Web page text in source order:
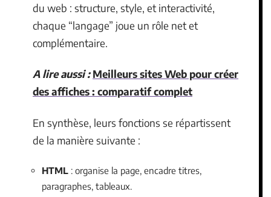
du web : structure, style, et interactivité,
chaque “langage” joue un rôle net et
complémentaire.
A lire aussi : Meilleurs sites Web pour créer
des affiches : comparatif complet
En synthèse, leurs fonctions se répartissent
de la manière suivante :
HTML : organise la page, encadre titres,
paragraphes, tableaux.